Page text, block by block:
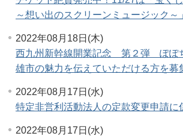
～想い出のスクリーンミュージック～
2022年08月18日(木)
西九州新幹線開業記念 第２弾 ぽぽ
雄市の魅力を伝えていただける方を募
2022年08月17日(水)
特定非営利活動法人の定款変更申請に
2022年08月17日(水)